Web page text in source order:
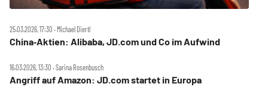
25.03.2026, 17:30 ‧ Michael Diertl
China‑Aktien: Alibaba, JD.com und Co im Aufwind
16.03.2026, 13:30 ‧ Sarina Rosenbusch
Angriff auf Amazon: JD.com startet in Europa